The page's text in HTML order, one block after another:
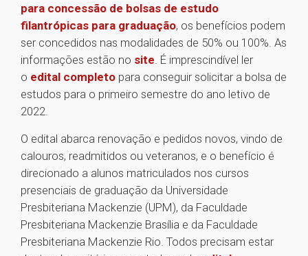
para concessão de bolsas de estudo
filantrópicas para graduação, os benefícios podem
ser concedidos nas modalidades de 50% ou 100%. As
informações estão no site. É imprescindível ler
o edital completo para conseguir solicitar a bolsa de
estudos para o primeiro semestre do ano letivo de
2022.
O edital abarca renovação e pedidos novos, vindo de
calouros, readmitidos ou veteranos, e o benefício é
direcionado a alunos matriculados nos cursos
presenciais de graduação da Universidade
Presbiteriana Mackenzie (UPM), da Faculdade
Presbiteriana Mackenzie Brasília e da Faculdade
Presbiteriana Mackenzie Rio. Todos precisam estar